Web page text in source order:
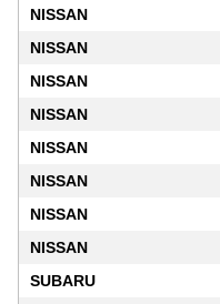
NISSAN
NISSAN
NISSAN
NISSAN
NISSAN
NISSAN
NISSAN
NISSAN
SUBARU